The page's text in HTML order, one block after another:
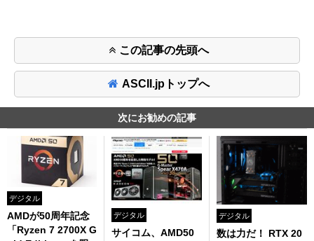
この記事の先頭へ
ASCII.jpトップへ
次にお勧めの記事
デジタル
AMDが50周年記念
「Ryzen 7 2700X G
デジタル
サイコム、AMD50
デジタル
数は力だ！ RTX 20